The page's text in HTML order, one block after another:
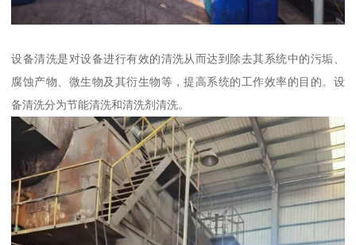
设备清洗是对设备进行有效的清洗从而达到除去其系统中的污垢、
腐蚀产物、微生物及其衍生物等，提高系统的工作效率的目的。设
备清洗分为节能清洗和清洗剂清洗。